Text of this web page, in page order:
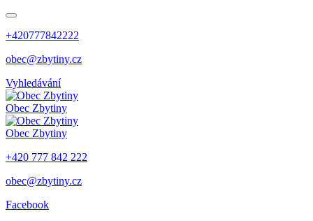
+420777842222
obec@zbytiny.cz
Vyhledávání
Obec Zbytiny
Obec Zbytiny
+420 777 842 222
obec@zbytiny.cz
Facebook